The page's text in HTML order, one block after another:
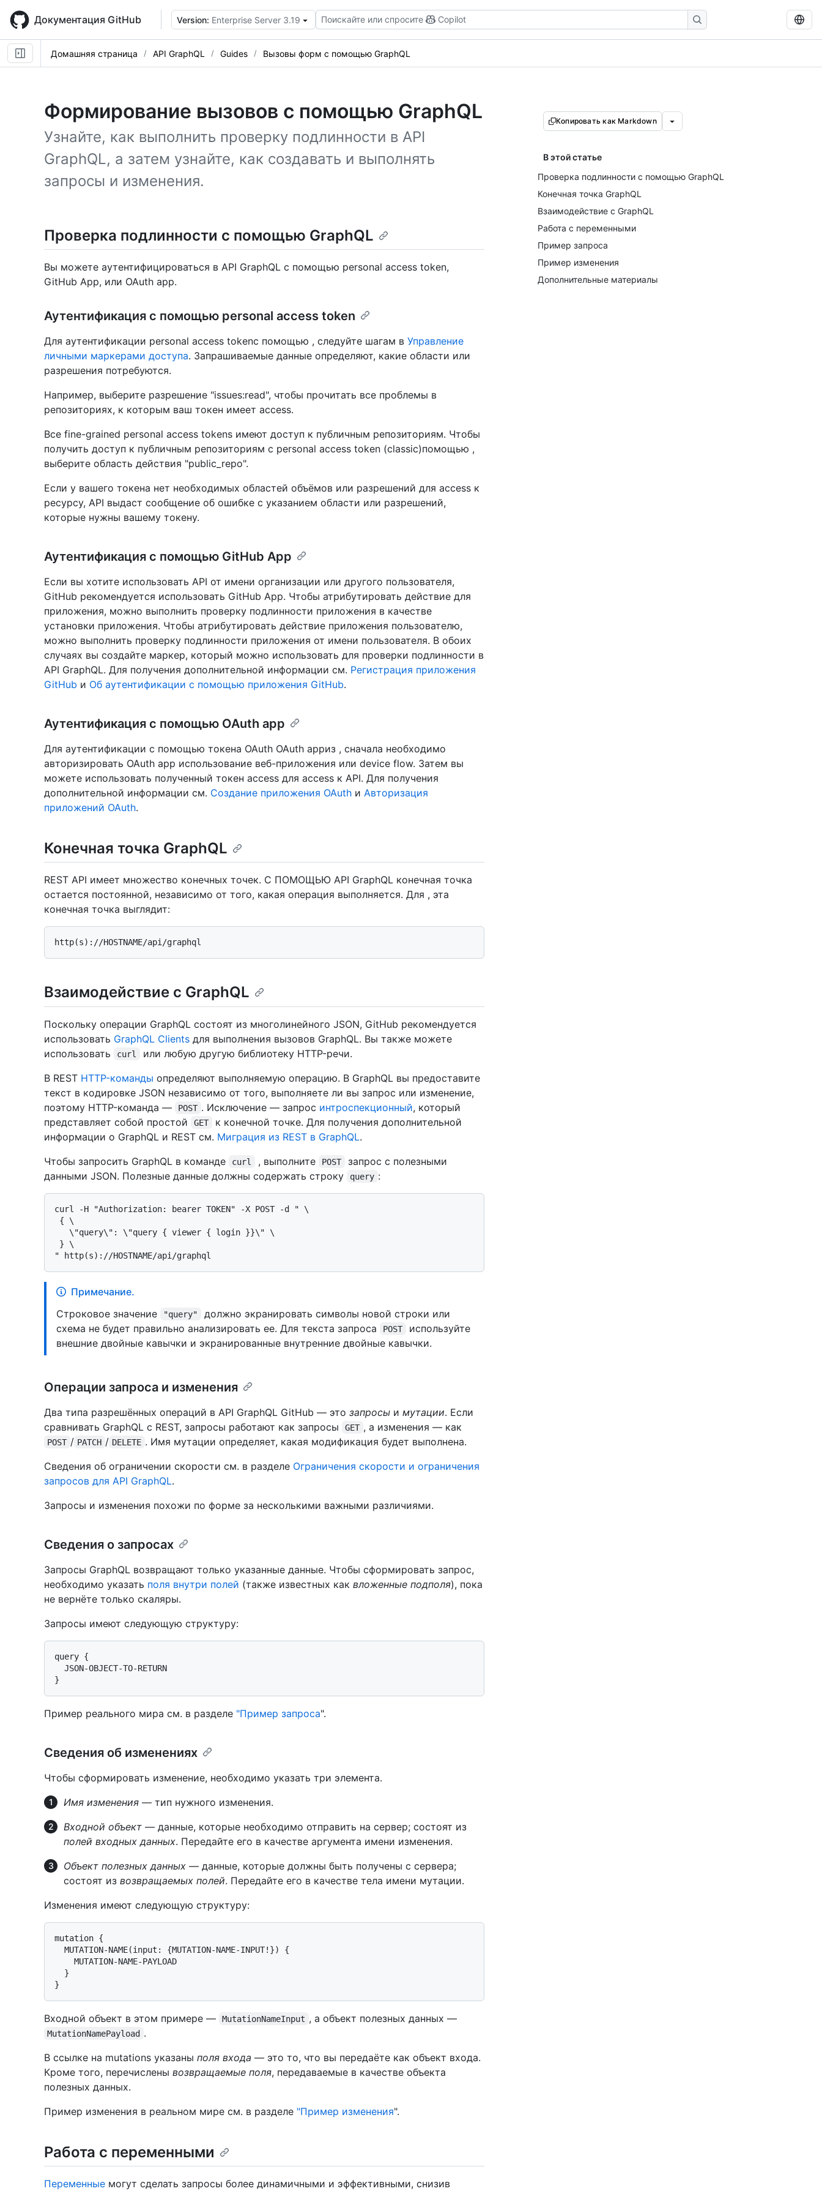
main
content
Документация GitHub Version: Enterprise Server 3.19 Поискайте или спросите Copilot
Домашняя страница API GraphQL Guides Вызовы форм с помощью GraphQL
Формирование вызовов с помощью GraphQL
Узнайте, как выполнить проверку подлинности в API
GraphQL, а затем узнайте, как создавать и выполнять
запросы и изменения.
Копировать как Markdown
В этой статье
Проверка подлинности с помощью GraphQL
Конечная точка GraphQL
Взаимодействие с GraphQL
Работа с переменными
Пример запроса
Пример изменения
Дополнительные материалы
Проверка подлинности с помощью GraphQL
Вы можете аутентифицироваться в API GraphQL с помощью personal access token,
GitHub App, или OAuth app.
Аутентификация с помощью personal access token
Для аутентификации personal access tokenс помощью , следуйте шагам в Управление
личными маркерами доступа. Запрашиваемые данные определяют, какие области или
разрешения потребуются.
Например, выберите разрешение "issues:read", чтобы прочитать все проблемы в
репозиториях, к которым ваш токен имеет access.
Все fine-grained personal access tokens имеют доступ к публичным репозиториям. Чтобы
получить доступ к публичным репозиториям с personal access token (classic)помощью ,
выберите область действия "public_repo".
Если у вашего токена нет необходимых областей объёмов или разрешений для access к
ресурсу, API выдаст сообщение об ошибке с указанием области или разрешений,
которые нужны вашему токену.
Аутентификация с помощью GitHub App
Если вы хотите использовать API от имени организации или другого пользователя,
GitHub рекомендуется использовать GitHub App. Чтобы атрибутировать действие для
приложения, можно выполнить проверку подлинности приложения в качестве
установки приложения. Чтобы атрибутировать действие приложения пользователю,
можно выполнить проверку подлинности приложения от имени пользователя. В обоих
случаях вы создайте маркер, который можно использовать для проверки подлинности в
API GraphQL. Для получения дополнительной информации см. Регистрация приложения
GitHub и Об аутентификации с помощью приложения GitHub.
Аутентификация с помощью OAuth app
Для аутентификации с помощью токена OAuth OAuth appиз , сначала необходимо
авторизировать OAuth app использование веб-приложения или device flow. Затем вы
можете использовать полученный токен access для access к API. Для получения
дополнительной информации см. Создание приложения OAuth и Авторизация
приложений OAuth.
Конечная точка GraphQL
REST API имеет множество конечных точек. С ПОМОЩЬЮ API GraphQL конечная точка
остается постоянной, независимо от того, какая операция выполняется. Для , эта
конечная точка выглядит:
http(s)://HOSTNAME/api/graphql
Взаимодействие с GraphQL
Поскольку операции GraphQL состоят из многолинейного JSON, GitHub рекомендуется
использовать GraphQL Clients для выполнения вызовов GraphQL. Вы также можете
использовать
curl
или любую другую библиотеку HTTP-речи.
В REST HTTP-команды определяют выполняемую операцию. В GraphQL вы предоставите
текст в кодировке JSON независимо от того, выполняете ли вы запрос или изменение,
поэтому HTTP-команда —
POST . Исключение — запрос интроспекционный, который
представляет собой простой
GET
к конечной точке. Для получения дополнительной
информации о GraphQL и REST см. Миграция из REST в GraphQL.
Чтобы запросить GraphQL в команде
curl , выполните POST
запрос с полезными
данными JSON. Полезные данные должны содержать строку
query :
curl -H "Authorization: bearer TOKEN" -X POST -d " \
Примечание.
Строковое значение
"query"
должно экранировать символы новой строки или
схема не будет правильно анализировать ее. Для текста запроса
POST
используйте
внешние двойные кавычки и экранированные внутренние двойные кавычки.
Операции запроса и изменения
Два типа разрешённых операций в API GraphQL GitHub — это запросы и мутации. Если
сравнивать GraphQL с REST, запросы работают как запросы
GET , а изменения — как
POST / PATCH / DELETE . Имя мутации определяет, какая модификация будет выполнена.
Сведения об ограничении скорости см. в разделе Ограничения скорости и ограничения
запросов для API GraphQL.
Запросы и изменения похожи по форме за несколькими важными различиями.
Сведения о запросах
Запросы GraphQL возвращают только указанные данные. Чтобы сформировать запрос,
необходимо указать поля внутри полей (также известных как вложенные подполя), пока
не вернёте только скаляры.
Запросы имеют следующую структуру:
query {
  JSON-OBJECT-TO-RETURN
}
Пример реального мира см. в разделе "Пример запроса".
Сведения об изменениях
Чтобы сформировать изменение, необходимо указать три элемента.
Имя изменения — тип нужного изменения.
Входной объект — данные, которые необходимо отправить на сервер; состоят из
полей входных данных. Передайте его в качестве аргумента имени изменения.
Объект полезных данных — данные, которые должны быть получены с сервера;
состоят из возвращаемых полей. Передайте его в качестве тела имени мутации.
Изменения имеют следующую структуру:
mutation {
  MUTATION-NAME(input: {MUTATION-NAME-INPUT!}) {
    MUTATION-NAME-PAYLOAD
  }
}
Входной объект в этом примере — MutationNameInput , а объект полезных данных —
MutationNamePayload .
В ссылке на mutations указаны поля входа — это то, что вы передаёте как объект входа.
Кроме того, перечислены возвращаемые поля, передаваемые в качестве объекта
полезных данных.
Пример изменения в реальном мире см. в разделе "Пример изменения".
Работа с переменными
Переменные могут сделать запросы более динамичными и эффективными, снизив